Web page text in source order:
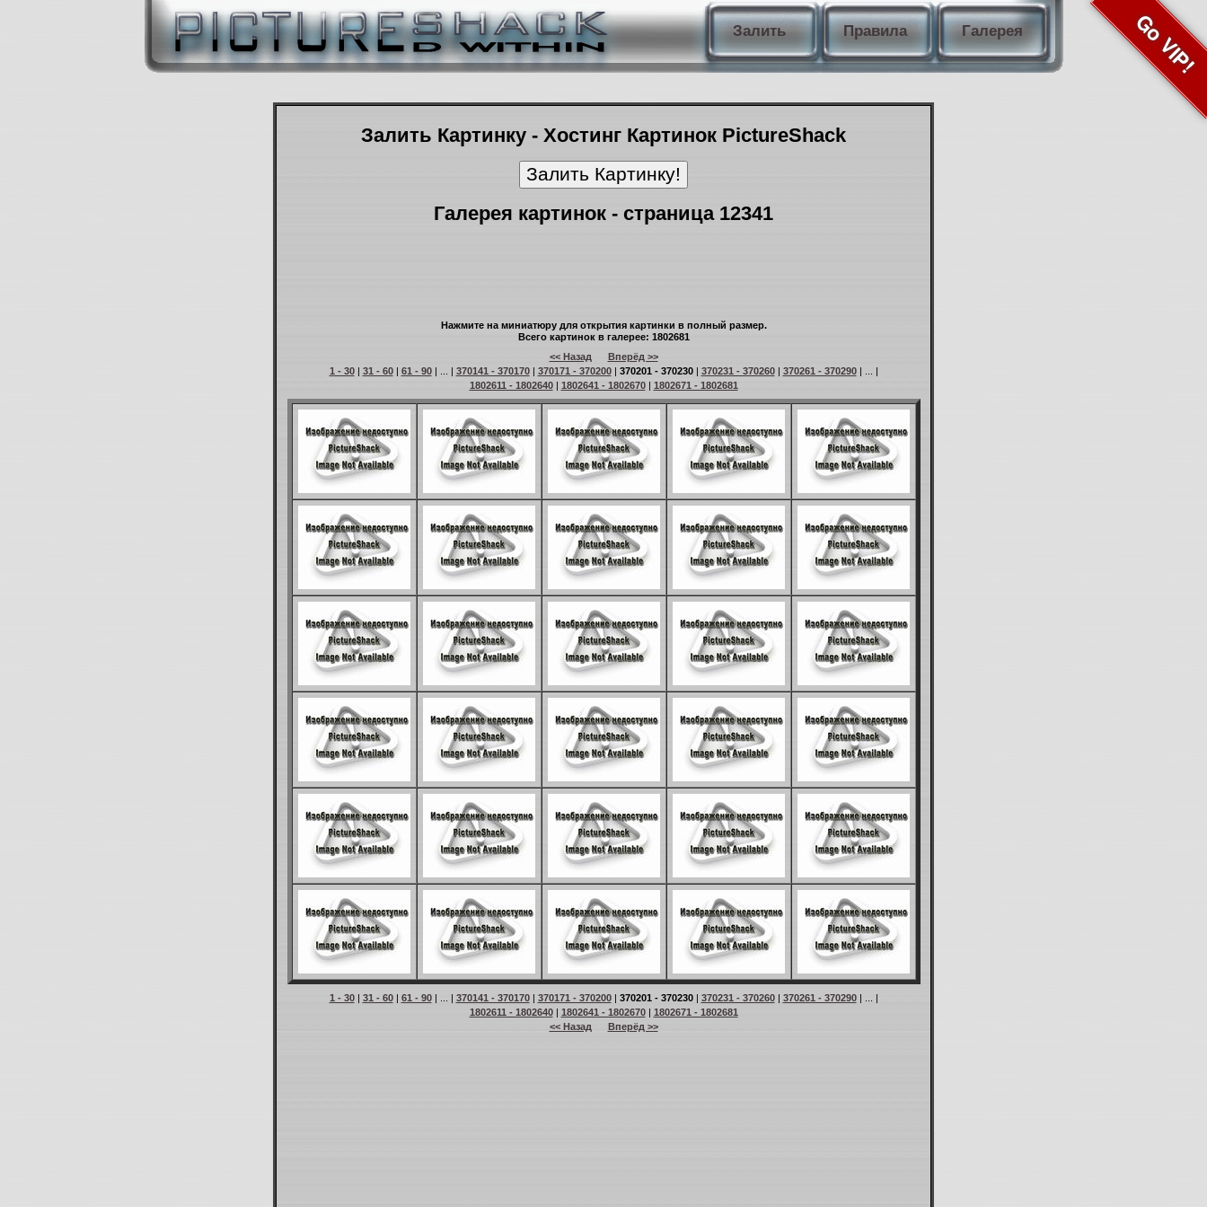
Залить Правила Галерея Go VIP!
Залить Картинку - Хостинг Картинок PictureShack
Галерея картинок - страница 12341
Нажмите на миниатюру для открытия картинки в полный размер.
Всего картинок в галерее: 1802681
<< Назад
Вперёд >>
1 - 30| 31 - 60| 61 - 90| ... | 370141 - 370170| 370171 - 370200| 370201 - 370230| 370231 - 370260| 370261 - 370290| ... |
1802611 - 1802640| 1802641 - 1802670| 1802671 - 1802681
1 - 30| 31 - 60| 61 - 90| ... | 370141 - 370170| 370171 - 370200| 370201 - 370230| 370231 - 370260| 370261 - 370290| ... |
1802611 - 1802640| 1802641 - 1802670| 1802671 - 1802681
<< Назад
Вперёд >>